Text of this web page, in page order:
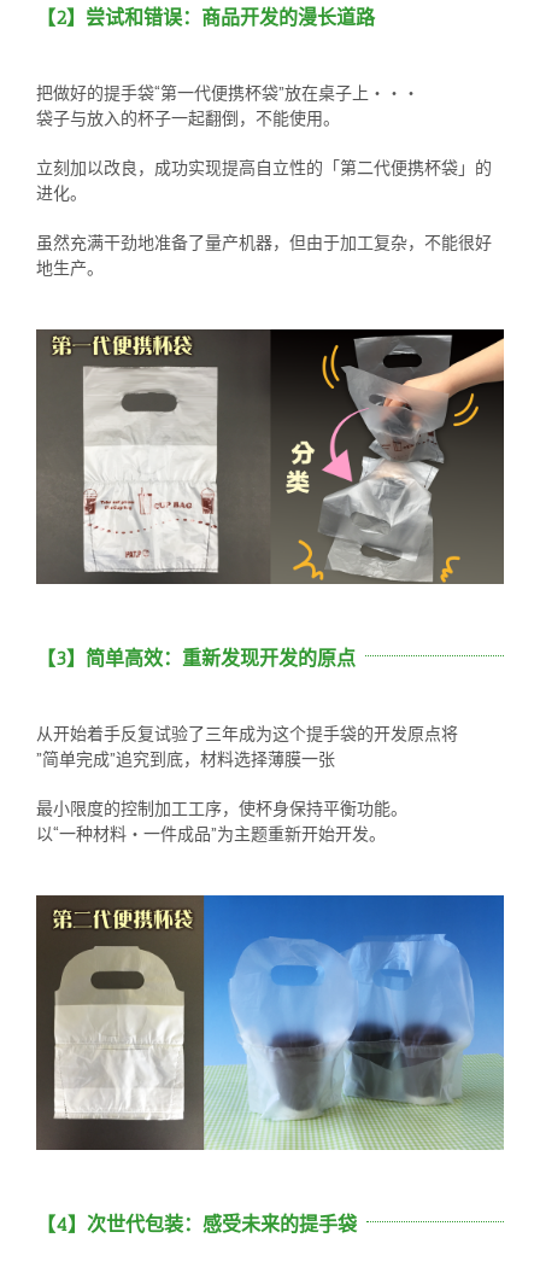
【2】尝试和错误：商品开发的漫长道路
把做好的提手袋“第一代便携杯袋”放在桌子上・・・
袋子与放入的杯子一起翻倒，不能使用。
立刻加以改良，成功实现提高自立性的「第二代便携杯袋」的
进化。
虽然充满干劲地准备了量产机器，但由于加工复杂，不能很好
地生产。
【3】简单高效：重新发现开发的原点
从开始着手反复试验了三年成为这个提手袋的开发原点将
”简单完成”追究到底，材料选择薄膜一张
最小限度的控制加工工序，使杯身保持平衡功能。
以“一种材料・一件成品”为主题重新开始开发。
【4】次世代包装：感受未来的提手袋